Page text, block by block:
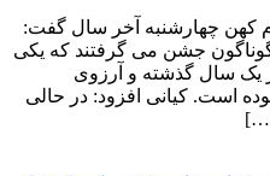
کهن چهارشنبه آخر سال گفت:
گوناگون جشن می گرفتند که یکی
یک سال گذشته و آرزوی
است. کیانی افزود: در حالی